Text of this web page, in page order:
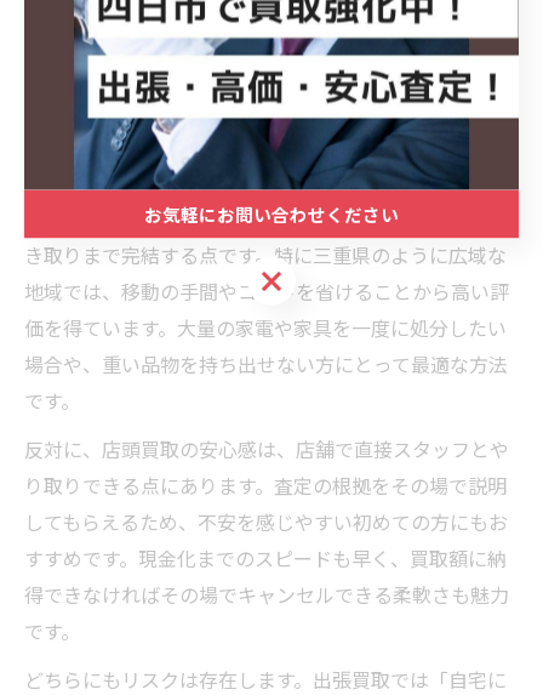
で大量の不用品が発生した場合は出張買取、ピンポイン
トで高価な品を売りたい場合は店頭買取、といった使い
分けが効率的です。
出張買取の利便性と店頭買取の安心感を比較
出張買取の最大の利便性は、自宅にいながら査定から引
き取りまで完結する点です。特に三重県のように広域な
地域では、移動の手間やコストを省けることから高い評
価を得ています。大量の家電や家具を一度に処分したい
場合や、重い品物を持ち出せない方にとって最適な方法
です。
反対に、店頭買取の安心感は、店舗で直接スタッフとや
り取りできる点にあります。査定の根拠をその場で説明
してもらえるため、不安を感じやすい初めての方にもお
すすめです。現金化までのスピードも早く、買取額に納
得できなければその場でキャンセルできる柔軟さも魅力
です。
どちらにもリスクは存在します。出張買取では「自宅に
お気軽にお問い合わせください
お気軽にお問い合わせください